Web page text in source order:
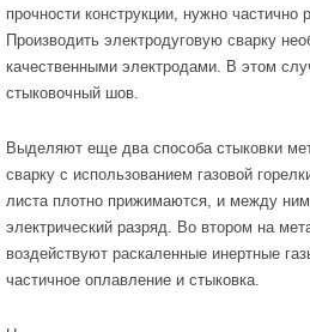
прочности конструкции, нужно частично
Производить электродуговую сварку
качественными электродами. В этом
стыковочный шов.
Выделяют еще два способа стыковки
сварку с использованием газовой
листа плотно прижимаются, и между
электрический разряд. Во втором на
воздействуют раскаленные инертные
частичное оплавление и стыковка.